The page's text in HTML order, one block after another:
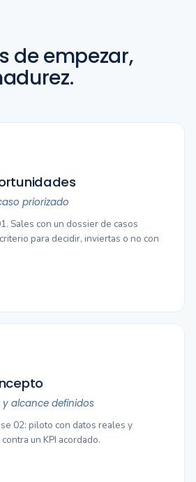
de empezar,
priorizado
Sales con un dossier de casos
para decidir, inviertas o no con
alcance definidos
02: piloto con datos reales y
un KPI acordado.